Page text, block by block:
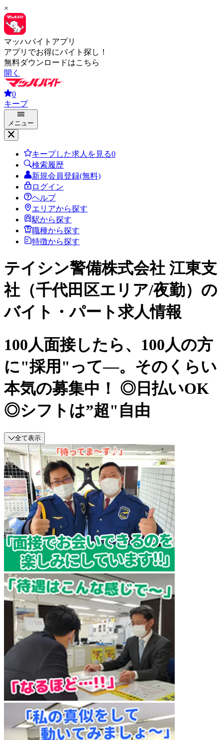
×
マッハバイトアプリ
アプリでお得にバイト探し！
無料ダウンロードはこちら
開く
0
キープ
メニュー
キープした求人を見る0
検索履歴
新規会員登録(無料)
ログイン
ヘルプ
エリアから探す
駅から探す
職種から探す
特徴から探す
テイシン警備株式会社 江東支
社（千代田区エリア/夜勤）の
バイト・パート求人情報
100人面接したら、100人の方
に"採用"って―。そのくらい
本気の募集中！ ◎日払いOK
◎シフトは”超"自由
全て表示